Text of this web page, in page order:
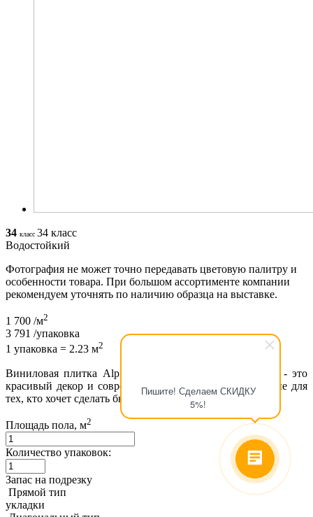
Пишите! Сделаем СКИДКУ
5%!
34 класс 34 класс
Водостойкий
Фотография не может точно передавать цветовую палитру и
особенности товара. При большом ассортименте компании
рекомендуем уточнять по наличию образца на выставке.
1 700 /м2
3 791 /упаковка
1 упаковка = 2.23 м2
Виниловая плитка Alpine Floor Дейнтри ECO 11-1201 - это
красивый декор и современное, инновационное решение для
тех, кто хочет сделать быстрый ремонт....подробнее
Площадь пола, м2
Количество упаковок:
Запас на подрезку
Прямой тип
укладки